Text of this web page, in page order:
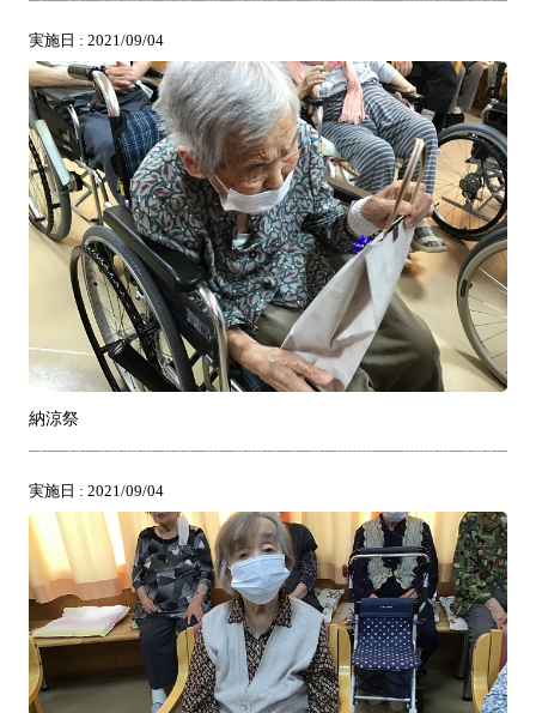
実施日 : 2021/09/04
納涼祭
実施日 : 2021/09/04